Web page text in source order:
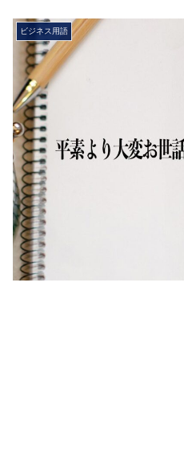
ビジネス用語